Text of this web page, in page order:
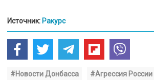
Источник: Ракурс
#Новости Донбасса #Агрессия России